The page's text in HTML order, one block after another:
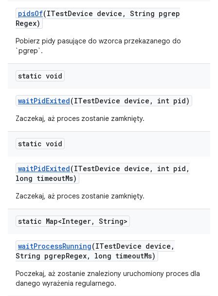
pidsOf(ITestDevice device , String pgrep
Regex)
Pobierz pidy pasujące do wzorca przekazanego do
`pgrep`.
static void
waitPidExited(ITestDevice device , int pid)
Zaczekaj, aż proces zostanie zamknięty.
static void
waitPidExited(ITestDevice device , int pid ,
long timeoutMs)
Zaczekaj, aż proces zostanie zamknięty.
static Map<Integer, String>
waitProcessRunning(ITestDevice device ,
String pgrepRegex, long timeoutMs)
Poczekaj, aż zostanie znaleziony uruchomiony proces dla
danego wyrażenia regularnego.